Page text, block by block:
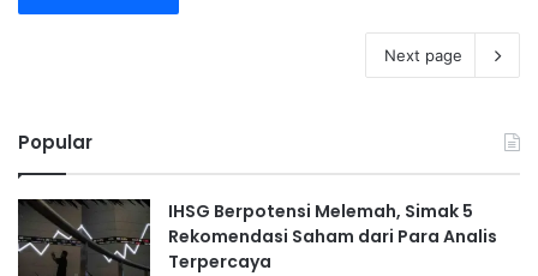
Next page
Popular
IHSG Berpotensi Melemah, Simak 5
Rekomendasi Saham dari Para Analis
Terpercaya